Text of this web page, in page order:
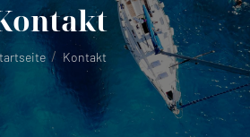
Kontakt